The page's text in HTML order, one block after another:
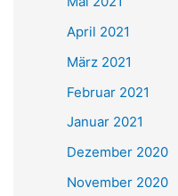
:
April 2021
März 2021
Februar 2021
Januar 2021
Dezember 2020
November 2020